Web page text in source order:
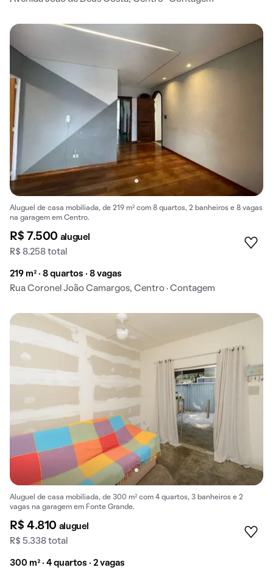
Aluguel de casa mobiliada, de 219 m² com 8 quartos, 2 banheiros e 8 vagas
na garagem em Centro.
R$ 7.500 aluguel
R$ 8.258 total
219 m² · 8 quartos · 8 vagas
Rua Coronel João Camargos, Centro · Contagem
Aluguel de casa mobiliada, de 300 m² com 4 quartos, 3 banheiros e 2
vagas na garagem em Fonte Grande.
R$ 4.810 aluguel
R$ 5.338 total
300 m² · 4 quartos · 2 vagas